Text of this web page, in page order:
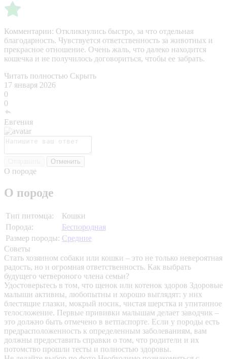
Комментарии: Откликнулись быстро, за что отдельная
благодарность. Чувствуется ответственность за животных и
прекрасное отношение. Очень жаль, что далеко находится
кошечка и не получилось договориться, чтобы ее забрать.
Читать полностью Скрыть
17 января 2026
0
0
Евгения
Отменить
О породе
О породе
Тип питомца:
Кошки
Порода:
Беспородная
Размер породы: Средние
Советы
Стать хозяином собаки или кошки – это не только невероятная
радость, но и огромная ответственность. Как выбрать
будущего четвероного члена семьи?
Удостоверьтесь в том, что щенок или котенок здоров Здоровые
малыши активны, любопытны и хорошо выглядят: у них
блестящие глазки, мокрый носик, чистая шерстка и упитанное
телосложение. Первые прививки малышам делает заводчик –
это должно быть отмечено в ветпаспорте. Если у породы есть
предрасположенность к определенным заболеваниям, вам
должны предоставить справки о том, что родители и их
потомство прошли тесты и полностью здоровы.